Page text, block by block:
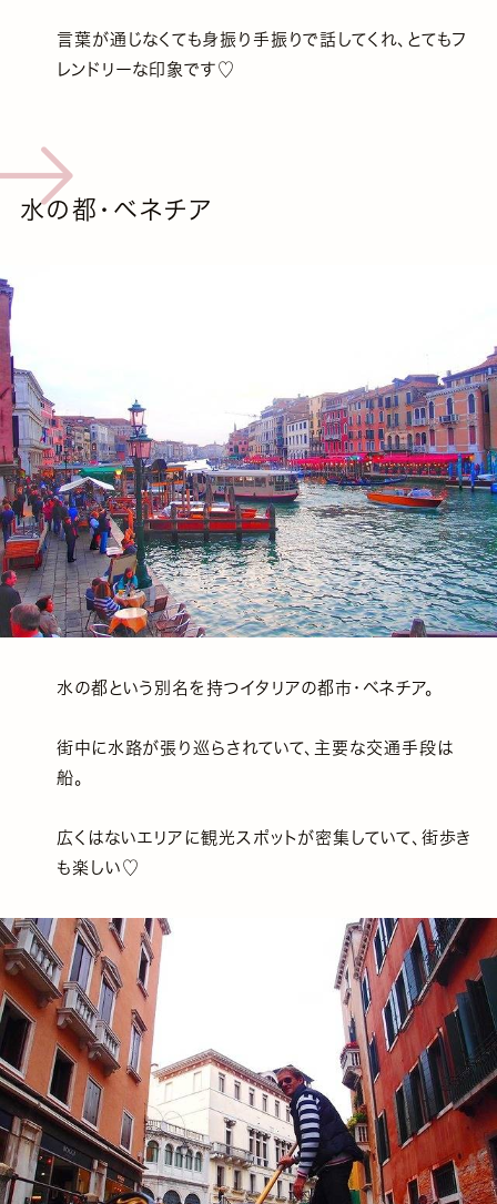
言葉が通じなくても身振り手振りで話してくれ、とてもフ
レンドリーな印象です♡
水の都・ベネチア
水の都という別名を持つイタリアの都市・ベネチア。
街中に水路が張り巡らされていて、主要な交通手段は
船。
広くはないエリアに観光スポットが密集していて、街歩き
も楽しい♡